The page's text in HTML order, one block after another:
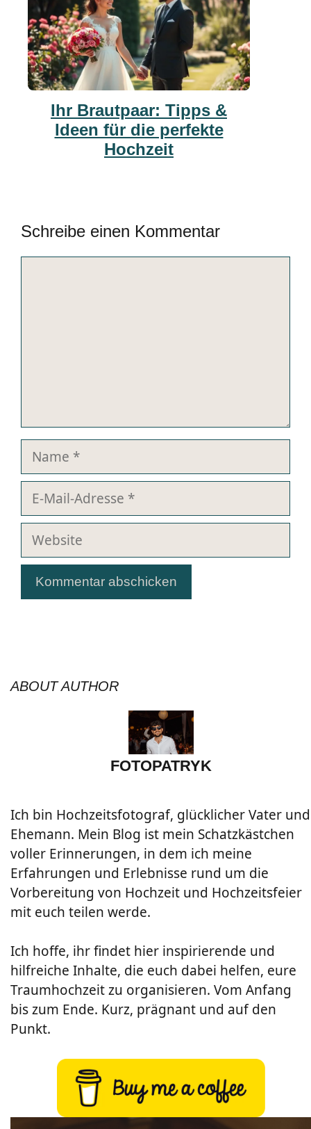
Ihr Brautpaar: Tipps &
Ideen für die perfekte
Hochzeit
Schreibe einen Kommentar
Name
Adresse
Website
ABOUT AUTHOR
FOTOPATRYK
Ich bin Hochzeitsfotograf, glücklicher Vater und
Ehemann. Mein Blog ist mein Schatzkästchen
voller Erinnerungen, in dem ich meine
Erfahrungen und Erlebnisse rund um die
Vorbereitung von Hochzeit und Hochzeitsfeier
mit euch teilen werde.
Ich hoffe, ihr findet hier inspirierende und
hilfreiche Inhalte, die euch dabei helfen, eure
Traumhochzeit zu organisieren. Vom Anfang
bis zum Ende. Kurz, prägnant und auf den
Punkt.